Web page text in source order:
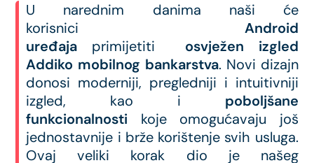
U narednim danima naši će
korisnici Android
uređaja primijetiti osvježen izgled
Addiko mobilnog bankarstva. Novi dizajn
donosi moderniji, pregledniji i intuitivniji
izgled, kao i poboljšane
funkcionalnosti koje omogućavaju još
jednostavnije i brže korištenje svih usluga.
Ovaj veliki korak dio je našeg